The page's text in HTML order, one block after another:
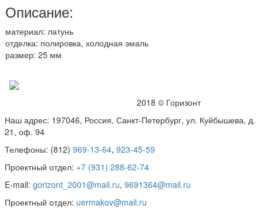
Описание:
материал: латунь
отделка: полировка, холодная эмаль
размер: 25 мм
2018 © Горизонт
Наш адрес: 197046, Россия, Санкт-Петербург, ул. Куйбышева, д.
21, оф. 94
Телефоны: (812) 969-13-64, 923-45-59
Проектный отдел: +7 (931) 288-62-74
E-mail: gorizont_2001@mail.ru, 9691364@mail.ru
Проектный отдел: uermakov@mail.ru